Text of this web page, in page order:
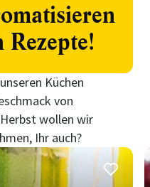
Rezepte!
Küchen
von
wollen wir
Ihr auch?